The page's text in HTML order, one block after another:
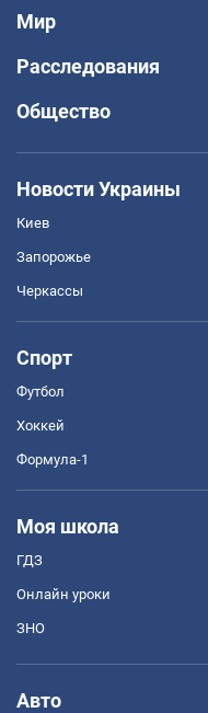
Мир
Расследования
Общество
Новости Украины
Киев
Запорожье
Черкассы
Спорт
Футбол
Хоккей
Формула-1
Моя школа
ГДЗ
Онлайн уроки
ЗНО
Авто